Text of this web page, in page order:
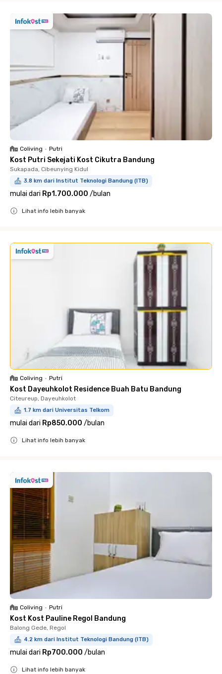
Coliving • Putri
Kost Putri Sekejati Kost Cikutra Bandung
Sukapada, Cibeunying Kidul
3.8 km dari Institut Teknologi Bandung (ITB)
mulai dari Rp1.700.000 /bulan
Lihat info lebih banyak
Coliving • Putri
Kost Dayeuhkolot Residence Buah Batu Bandung
Citeureup, Dayeuhkolot
1.7 km dari Universitas Telkom
mulai dari Rp850.000 /bulan
Lihat info lebih banyak
Coliving • Putri
Kost Kost Pauline Regol Bandung
Balong Gede, Regol
4.2 km dari Institut Teknologi Bandung (ITB)
mulai dari Rp700.000 /bulan
Lihat info lebih banyak